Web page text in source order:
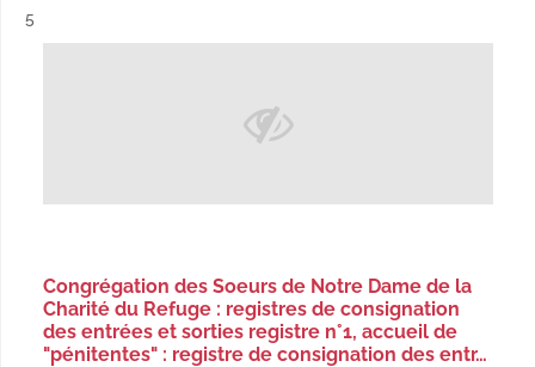
Résultat n°
5
Congrégation des Soeurs de Notre Dame de la
Charité du Refuge : registres de consignation
des entrées et sorties registre n°1, accueil de
"pénitentes" : registre de consignation des entr…